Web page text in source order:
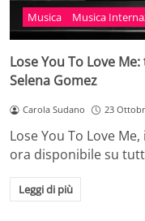
Musica Musica
Lose You To Love
Selena Gomez
Carola Sudano 23
Lose You To Love
ora disponibile su
Leggi di più